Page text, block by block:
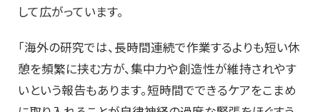
して広がっています。
「海外の研究では、長時間連続で作業するよりも短い休
憩を頻繁に挟む方が、集中力や創造性が維持されやす
いという報告もあります。短時間でできるケアをこまめ